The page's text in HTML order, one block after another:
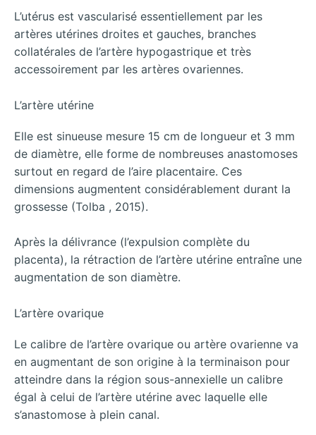
L’utérus est vascularisé essentiellement par les
artères utérines droites et gauches, branches
collatérales de l’artère hypogastrique et très
accessoirement par les artères ovariennes.
L’artère utérine
Elle est sinueuse mesure 15 cm de longueur et 3 mm
de diamètre, elle forme de nombreuses anastomoses
surtout en regard de l’aire placentaire. Ces
dimensions augmentent considérablement durant la
grossesse (Tolba , 2015).
Après la délivrance (l’expulsion complète du
placenta), la rétraction de l’artère utérine entraîne une
augmentation de son diamètre.
L’artère ovarique
Le calibre de l’artère ovarique ou artère ovarienne va
en augmentant de son origine à la terminaison pour
atteindre dans la région sous-annexielle un calibre
égal à celui de l’artère utérine avec laquelle elle
s’anastomose à plein canal.